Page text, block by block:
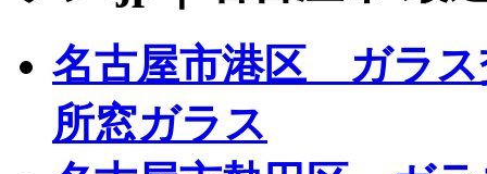
名古屋市港区 ガラ
所窓ガラス